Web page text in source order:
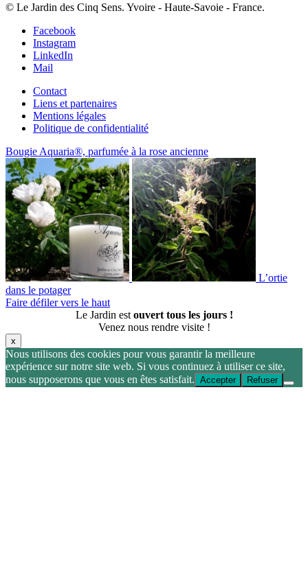
© Le Jardin des Cinq Sens. Yvoire - Haute-Savoie - France.
Facebook
Instagram
LinkedIn
Mail
Contact
Liens et partenaires
Mentions légales
Politique de confidentialité
Bougie Aquaria®, parfumée à la rose ancienne
L’ortie
dans le potager
Faire défiler vers le haut
Le Jardin estouvert tous les jours !
Venez nous rendre visite !
x
Nous utilisons des cookies pour vous garantir la meilleure
expérience sur notre site web. Si vous continuez à utiliser ce site,
nous supposerons que vous en êtes satisfait. Accepter Refuser